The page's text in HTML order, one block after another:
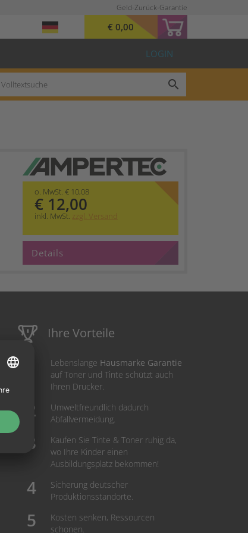
Geld-Zurück-Garantie
€ 0,00
LOGIN
search
o. MwSt. € 10,08
€ 12,00
inkl. MwSt. zzgl. Versand
Details
Ihre Vorteile
Lebenslange Hausmarke Garantie
auf Toner und Tinte schützt auch
Ihren Drucker.
Umweltfreundlich dadurch
Abfallvermeidung.
Kaufen Sie Tinte & Toner ruhig da,
wo Ihre Kinder einen
Ausbildungsplatz bekommen!
Sicherung deutscher
Produktionsstandorte.
Kosten senken, Ressourcen
schonen.